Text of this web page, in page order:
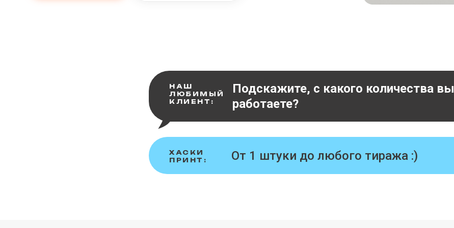
НАШ
ЛЮБИМЫЙ
КЛИЕНТ:
Подскажите, с какого количества вы
работаете?
ХАСКИ
ПРИНТ:
От 1 штуки до любого тиража :)